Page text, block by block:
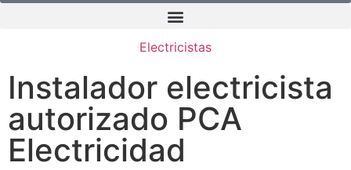
Electricistas
Instalador electricista
autorizado PCA
Electricidad